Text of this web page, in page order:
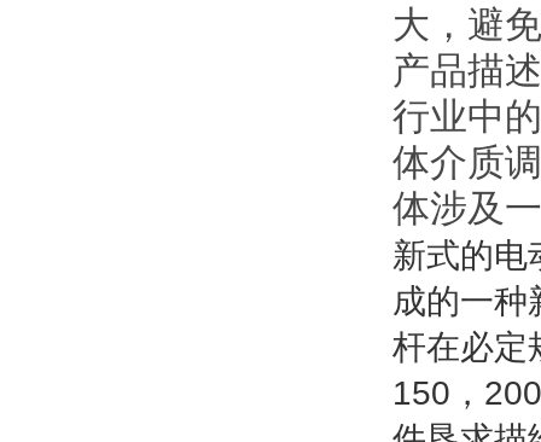
大，避
产品描
行业中
体介质
体涉及
新式的电
成的一种
杆在必定
150，